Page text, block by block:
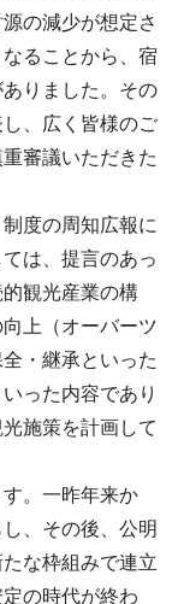
の減少が想定さ
ることから、宿
りました。その
、広く皆様のご
審議いただきた
度の周知広報に
は、提言のあっ
観光産業の構
上（オーバーツ
・継承といった
った内容であり
施策を計画して
。一昨年来か
、その後、公明
な枠組みで連立
の時代が終わ